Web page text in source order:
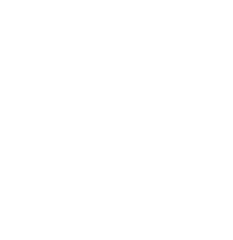
記事
アー
記事
アー
記事